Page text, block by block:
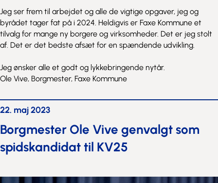
Jeg ser frem til arbejdet og alle de vigtige opgaver, jeg og
byrådet tager fat på i 2024. Heldigvis er Faxe Kommune et
tilvalg for mange ny borgere og virksomheder. Det er jeg stolt
af. Det er det bedste afsæt for en spændende udvikling.
Jeg ønsker alle et godt og lykkebringende nytår.
Ole Vive, Borgmester, Faxe Kommune
22. maj 2023
Borgmester Ole Vive genvalgt som
spidskandidat til KV25